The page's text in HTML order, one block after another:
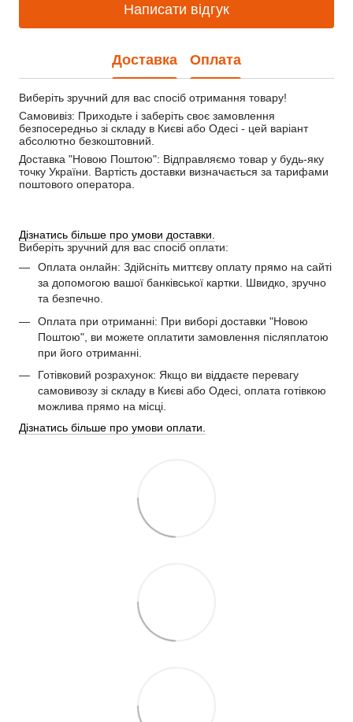
Написати відгук
Доставка Оплата
Виберіть зручний для вас спосіб отримання товару!
Самовивіз: Приходьте і заберіть своє замовлення
безпосередньо зі складу в Києві або Одесі - цей варіант
абсолютно безкоштовний.
Доставка "Новою Поштою": Відправляємо товар у будь-яку
точку України. Вартість доставки визначається за тарифами
поштового оператора.
Дізнатись більше про умови доставки.
Виберіть зручний для вас спосіб оплати:
Оплата онлайн: Здійсніть миттєву оплату прямо на сайті
за допомогою вашої банківської картки. Швидко, зручно
та безпечно.
Оплата при отриманні: При виборі доставки "Новою
Поштою", ви можете оплатити замовлення післяплатою
при його отриманні.
Готівковий розрахунок: Якщо ви віддаєте перевагу
самовивозу зі складу в Києві або Одесі, оплата готівкою
можлива прямо на місці.
Дізнатись більше про умови оплати.